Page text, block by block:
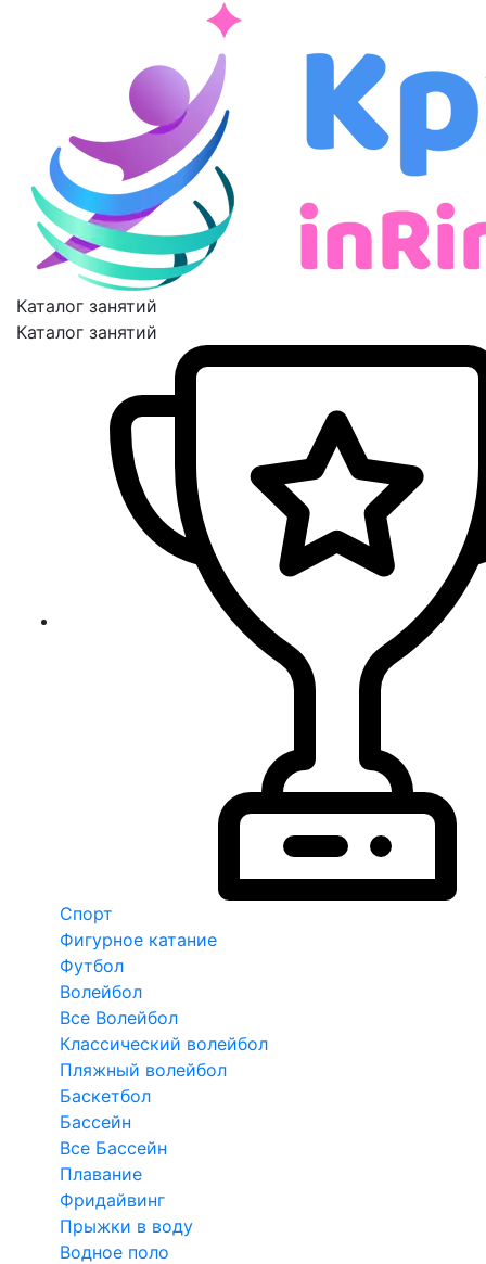
Каталог занятий
Каталог занятий
Спорт
Фигурное катание
Футбол
Волейбол
Все Волейбол
Классический волейбол
Пляжный волейбол
Баскетбол
Бассейн
Все Бассейн
Плавание
Фридайвинг
Прыжки в воду
Водное поло